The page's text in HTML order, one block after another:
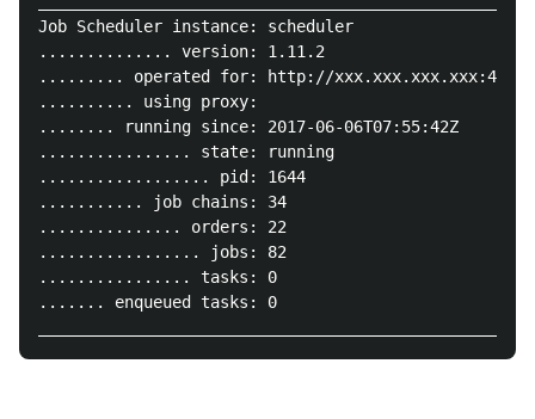
Job Scheduler instance: scheduler
.............. version: 1.11.2
......... operated for: http://xxx.xxx.xxx.xxx:4444/
.......... using proxy:
........ running since: 2017-06-06T07:55:42Z
................ state: running
.................. pid: 1644
........... job chains: 34
............... orders: 22
................. jobs: 82
................ tasks: 0
....... enqueued tasks: 0